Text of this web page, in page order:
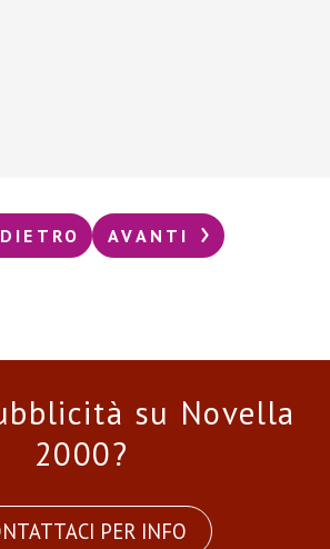
AVANTI
su Novella
2000?
PER INFO